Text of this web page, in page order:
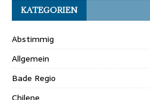
KATEGORIEN
Abstimmig
Allgemein
Bade Regio